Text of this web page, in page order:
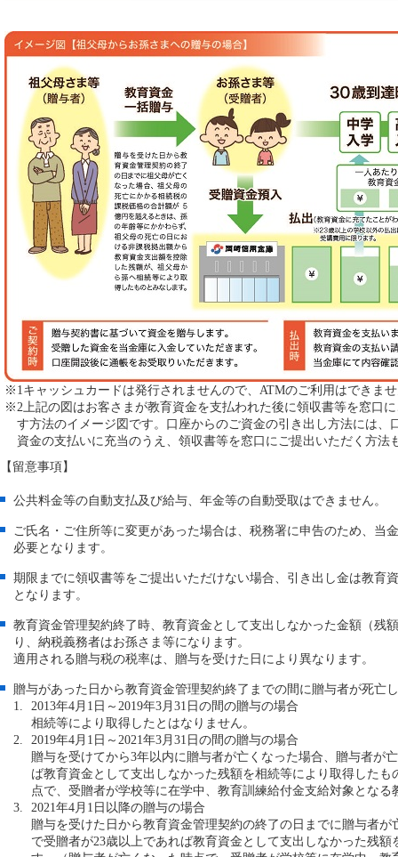
※1キャッシュカードは発行されませんので、ATMのご利用はできま
※2上記の図はお客さまが教育資金を支払われた後に領収書等を窓口
す方法のイメージ図です。口座からのご資金の引き出し方法には、
資金の支払いに充当のうえ、領収書等を窓口にご提出いただく方法
【留意事項】
公共料金等の自動支払及び給与、年金等の自動受取はできません。
ご氏名・ご住所等に変更があった場合は、税務署に申告のため、当
必要となります。
期限までに領収書等をご提出いただけない場合、引き出し金は教育
となります。
教育資金管理契約終了時、教育資金として支出しなかった金額（残
り、納税義務者はお孫さま等になります。
適用される贈与税の税率は、贈与を受けた日により異なります。
贈与があった日から教育資金管理契約終了までの間に贈与者が死亡
2013年4月1日～2019年3月31日の間の贈与の場合
相続等により取得したとはなりません。
2019年4月1日～2021年3月31日の間の贈与の場合
贈与を受けてから3年以内に贈与者が亡くなった場合、贈与者が
ば教育資金として支出しなかった残額を相続等により取得した
点で、受贈者が学校等に在学中、教育訓練給付金支給対象となる
2021年4月1日以降の贈与の場合
贈与を受けた日から教育資金管理契約の終了の日までに贈与者
で受贈者が23歳以上であれば教育資金として支出しなかった残